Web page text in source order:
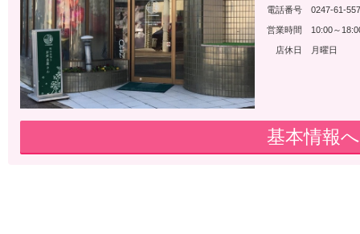
電話番号 0247-61-
営業時間 10:00～
店休日 月曜日
基本情報へ